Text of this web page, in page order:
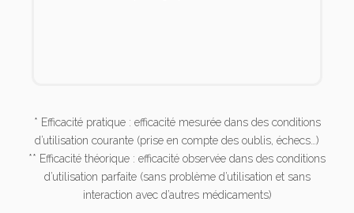
* Efficacité pratique : efficacité mesurée dans des conditions
d’utilisation courante (prise en compte des oublis, échecs…)
** Efficacité théorique : efficacité observée dans des conditions
d’utilisation parfaite (sans problème d’utilisation et sans
interaction avec d’autres médicaments)